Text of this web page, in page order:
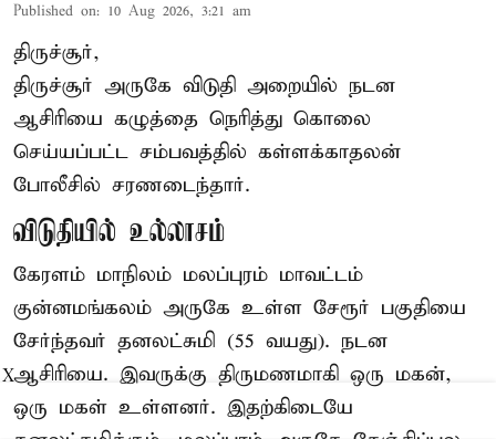
Published on: 10 Aug 2026, 3:21 am
திருச்சூர்,
திருச்சூர் அருகே விடுதி அறையில் நடன
ஆசிரியை கழுத்தை நெரித்து கொலை
செய்யப்பட்ட சம்பவத்தில் கள்ளக்காதலன்
போலீசில் சரணடைந்தார்.
விடுதியில் உல்லாசம்
கேரளம் மாநிலம் மலப்புரம் மாவட்டம்
குன்னமங்கலம் அருகே உள்ள சேரூர் பகுதியை
சேர்ந்தவர் தனலட்சுமி (55 வயது). நடன
ஆசிரியை. இவருக்கு திருமணமாகி ஒரு மகன்,
ஒரு மகள் உள்ளனர். இதற்கிடையே
X